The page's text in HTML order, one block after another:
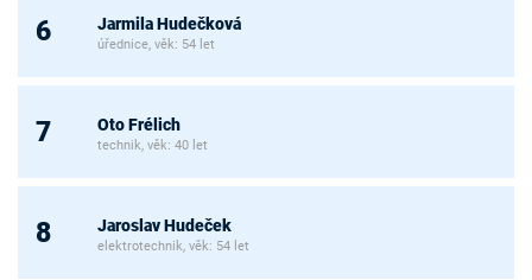
6 Jarmila Hudečková
úřednice, věk: 54 let
7 Oto Frélich
technik, věk: 40 let
8 Jaroslav Hudeček
elektrotechnik, věk: 54 let